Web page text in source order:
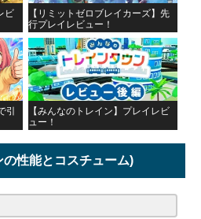
ビ
【リミットゼロブレイカーズ】先
行プレイレビュー！
引
【みんなのトレイン】プレイレビ
ュー！
の性能とコスチューム)